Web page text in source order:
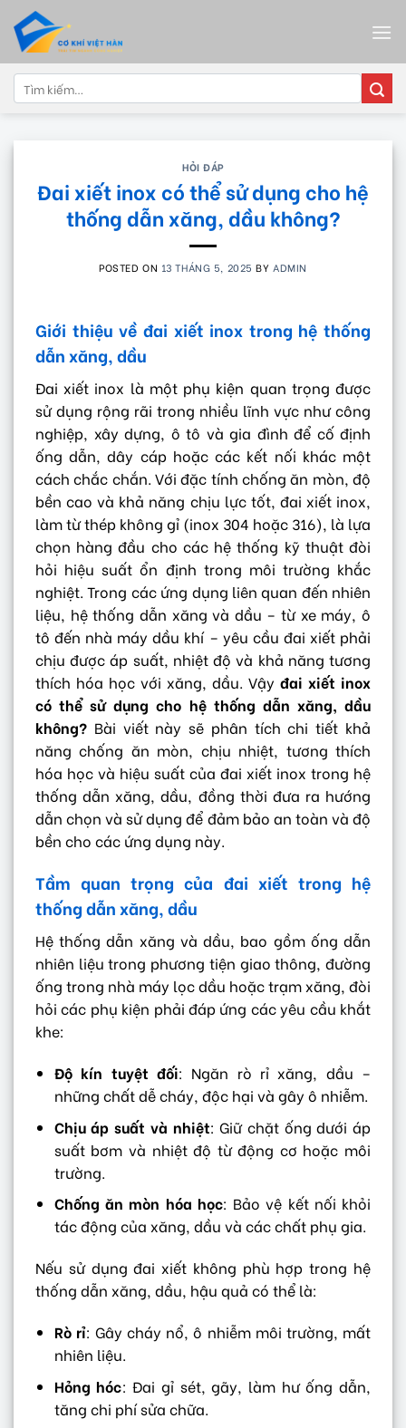
content
Tìm
kiếm:
HỎI ĐÁP
Đai xiết inox có thể sử dụng cho hệ
thống dẫn xăng, dầu không?
POSTED ON 13 THÁNG 5, 2025 BY ADMIN
Giới thiệu về đai xiết inox trong hệ thống
dẫn xăng, dầu
Đai xiết inox là một phụ kiện quan trọng được
sử dụng rộng rãi trong nhiều lĩnh vực như công
nghiệp, xây dựng, ô tô và gia đình để cố định
ống dẫn, dây cáp hoặc các kết nối khác một
cách chắc chắn. Với đặc tính chống ăn mòn, độ
bền cao và khả năng chịu lực tốt, đai xiết inox,
làm từ thép không gỉ (inox 304 hoặc 316), là lựa
chọn hàng đầu cho các hệ thống kỹ thuật đòi
hỏi hiệu suất ổn định trong môi trường khắc
nghiệt. Trong các ứng dụng liên quan đến nhiên
liệu, hệ thống dẫn xăng và dầu – từ xe máy, ô
tô đến nhà máy dầu khí – yêu cầu đai xiết phải
chịu được áp suất, nhiệt độ và khả năng tương
thích hóa học với xăng, dầu. Vậy đai xiết inox
có thể sử dụng cho hệ thống dẫn xăng, dầu
không? Bài viết này sẽ phân tích chi tiết khả
năng chống ăn mòn, chịu nhiệt, tương thích
hóa học và hiệu suất của đai xiết inox trong hệ
thống dẫn xăng, dầu, đồng thời đưa ra hướng
dẫn chọn và sử dụng để đảm bảo an toàn và độ
bền cho các ứng dụng này.
Tầm quan trọng của đai xiết trong hệ
thống dẫn xăng, dầu
Hệ thống dẫn xăng và dầu, bao gồm ống dẫn
nhiên liệu trong phương tiện giao thông, đường
ống trong nhà máy lọc dầu hoặc trạm xăng, đòi
hỏi các phụ kiện phải đáp ứng các yêu cầu khắt
khe:
Độ kín tuyệt đối: Ngăn rò rỉ xăng, dầu –
những chất dễ cháy, độc hại và gây ô nhiễm.
Chịu áp suất và nhiệt: Giữ chặt ống dưới áp
suất bơm và nhiệt độ từ động cơ hoặc môi
trường.
Chống ăn mòn hóa học: Bảo vệ kết nối khỏi
tác động của xăng, dầu và các chất phụ gia.
Nếu sử dụng đai xiết không phù hợp trong hệ
thống dẫn xăng, dầu, hậu quả có thể là:
Rò rỉ: Gây cháy nổ, ô nhiễm môi trường, mất
nhiên liệu.
Hỏng hóc: Đai gỉ sét, gãy, làm hư ống dẫn,
tăng chi phí sửa chữa.